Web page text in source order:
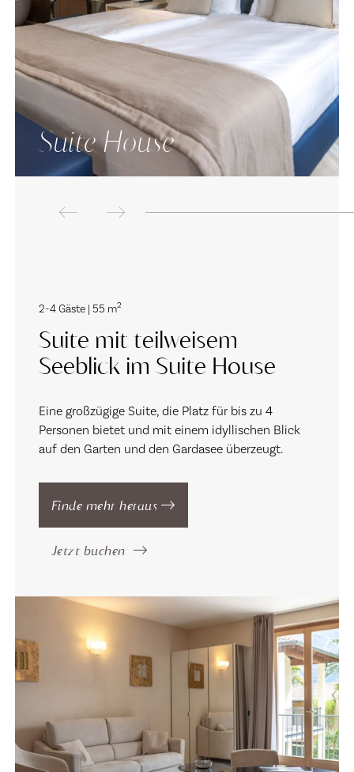
Suite House
2-4 Gäste | 55 m2
Suite mit teilweisem
Seeblick im Suite House
Eine großzügige Suite, die Platz für bis zu 4
Personen bietet und mit einem idyllischen Blick
auf den Garten und den Gardasee überzeugt.
Finde mehr heraus
Jetzt buchen